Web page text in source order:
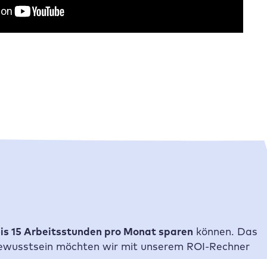
15 Arbeitsstunden pro Monat sparen können. Das
möchten wir mit unserem ROI-Rechner